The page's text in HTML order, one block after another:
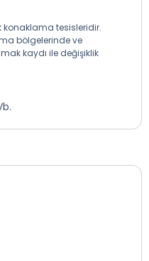
konaklama tesisleridir.
bölgelerinde ve
kaydı ile değişiklik